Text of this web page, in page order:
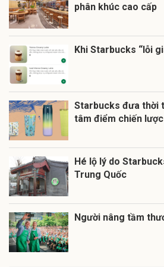
phân khúc cao cấp
Khi Starbucks “lỗi
Starbucks đưa thời
tâm điểm chiến lược
Hé lộ lý do
Trung Quốc
Người nâng tầm